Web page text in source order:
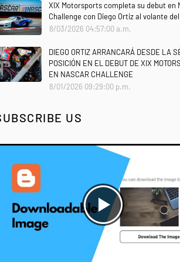
XIX Motorsports completa su debut en
Challenge con Diego Ortiz al volante
8/03/2026 04:57:00 a.m.
DIEGO ORTIZ ARRANCARÁ DESDE LA
POSICIÓN EN EL DEBUT DE XIX
EN NASCAR CHALLENGE
8/01/2026 09:29:00 p.m.
US